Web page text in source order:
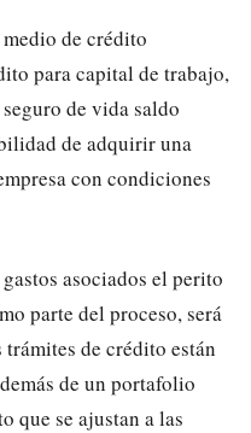
de crédito
para capital de trabajo,
de vida saldo
de adquirir una
con condiciones
asociados el perito
parte del proceso, será
de crédito están
de un portafolio
que se ajustan a las